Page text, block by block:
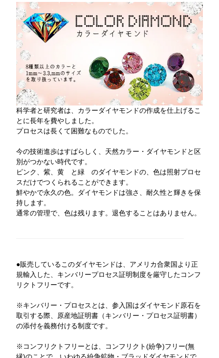
科学者と研究者は、カラーダイヤモンドの作成を仕上げるこ
とに長年を費やしました。
プロセスは長くて困難なものでした。
今の技術進歩はすばらしく、天然カラー・ダイヤモンドと区
別がつかない時代です。
ピンク、紫、黄 と緑 のダイヤモンドの、色は照射プロセ
スだけでつくられることができます。
鮮やかで永久の色。ダイヤモンドは強さ、耐久性と輝きを保
持します。
通常の管理で、色は残ります。退色することはありません。
●販売しているこのダイヤモンドは、アメリカ合衆国より正
規輸入した、キンバリープロセス証明制度を厳守したコンフ
リクトフリーです。
※キンバリー・プロセスとは、参入国はダイヤモンド原石を
取引する際、原産地証明書（キンバリー・プロセス証明書）
の添付を義務付ける制度です。
※コンフリクトフリーとは、コンフリクト(紛争)フリー(無
縁)のことで、いわゆる紛争鉱物・ブラッドダイヤモンドで